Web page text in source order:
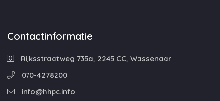
Contactinformatie
Rijksstraatweg 735a, 2245 CC, Wassenaar
070-4278200
info@hhpc.info